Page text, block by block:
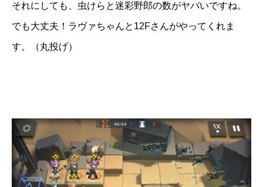
それにしても、虫けらと迷彩野郎の数がヤバいですね。
でも大丈夫！ラヴァちゃんと12Fさんがやってくれま
す。（丸投げ）